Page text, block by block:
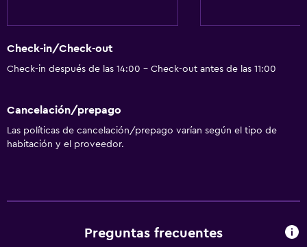
Champú
Gel de ducha
Papeleras
Vista al patio interior
Check-in/Check-out
Check-in después de las 14:00 - Check-out antes de las 11:00
Cancelación/prepago
Las políticas de cancelación/prepago varían según el tipo de
habitación y el proveedor.
Preguntas frecuentes